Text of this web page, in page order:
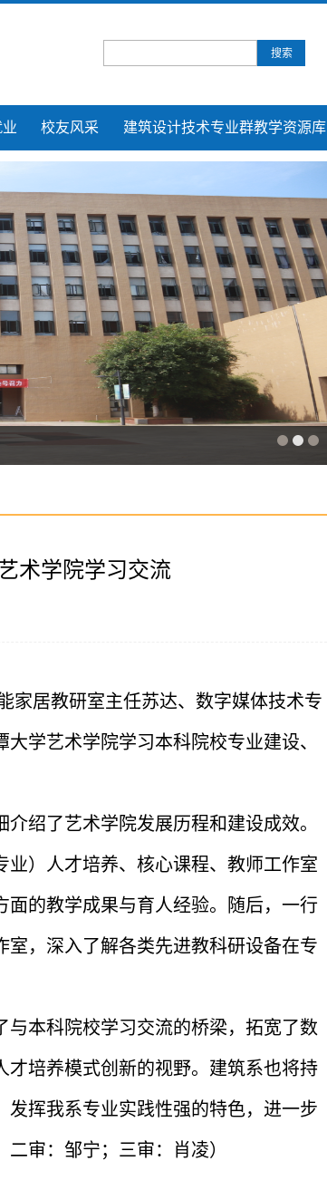
校友风采 建筑设计技术专业群教学资源库
术学院学习交流
家居教研室主任苏达、数字媒体技术专
学艺术学院学习本科院校专业建设、
绍了艺术学院发展历程和建设成效。
）人才培养、核心课程、教师工作室
的教学成果与育人经验。随后，一行
，深入了解各类先进教科研设备在专
本科院校学习交流的桥梁，拓宽了数
培养模式创新的视野。建筑系也将持
挥我系专业实践性强的特色，进一步
审：邹宁；三审：肖凌）